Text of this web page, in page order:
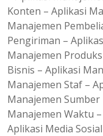
Konten – Aplikasi
Manajemen
Pengiriman –
Manajemen
Bisnis – Aplikasi
Manajemen Staf –
Manajemen
Manajemen Waktu
Aplikasi Media